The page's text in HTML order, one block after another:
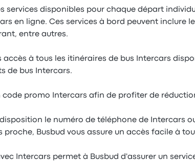
services disponibles pour chaque départ
en ligne. Ces services à bord peuvent inclure
entre autres.
accès à tous les itinéraires de bus Intercars
de bus Intercars.
code promo Intercars afin de profiter de
le numéro de téléphone de Intercars
proche, Busbud vous assure un accès facile à
Intercars permet à Busbud d'assurer un